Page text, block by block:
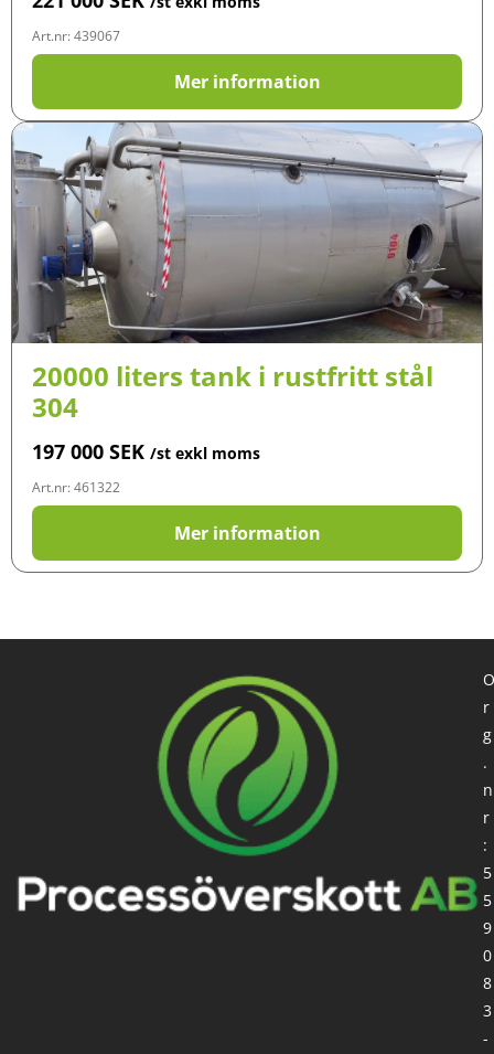
Art.nr: 439067
Mer information
20000 liters tank i rustfritt stål
304
197 000 SEK /st exkl moms
Art.nr: 461322
Mer information
O
r
g
.
n
r
:
5
5
9
0
8
3
-